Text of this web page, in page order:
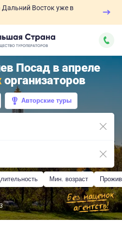
Дальний Восток уже в
Посад в апреле
организаторов
Авторские туры
Мин. возраст